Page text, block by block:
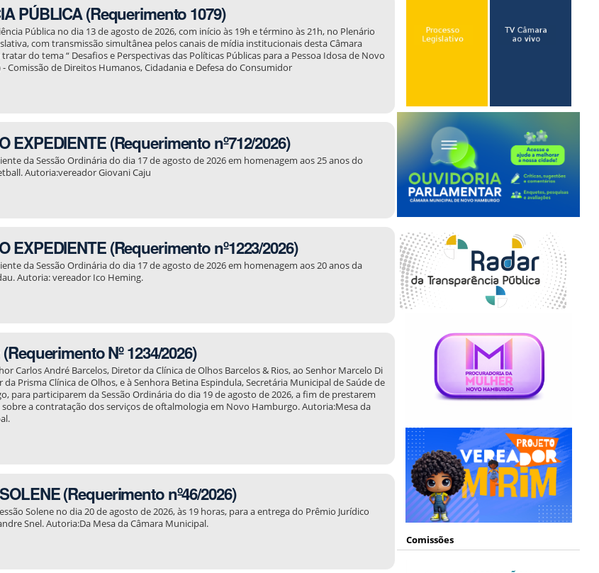
PÚBLICA (Requerimento 1079)
Pública no dia 13 de agosto de 2026, com início às 19h e término às 21h, no Plenário
com transmissão simultânea pelos canais de mídia institucionais desta Câmara
do tema “ Desafios e Perspectivas das Políticas Públicas para a Pessoa Idosa de Novo
Comissão de Direitos Humanos, Cidadania e Defesa do Consumidor
EXPEDIENTE (Requerimento nº712/2026)
da Sessão Ordinária do dia 17 de agosto de 2026 em homenagem aos 25 anos do
Autoria:vereador Giovani Caju
EXPEDIENTE (Requerimento nº1223/2026)
da Sessão Ordinária do dia 17 de agosto de 2026 em homenagem aos 20 anos da
Autoria: vereador Ico Heming.
Nº 1234/2026)
Carlos André Barcelos, Diretor da Clínica de Olhos Barcelos & Rios, ao Senhor Marcelo Di
da Prisma Clínica de Olhos, e à Senhora Betina Espindula, Secretária Municipal de Saúde de
para participarem da Sessão Ordinária do dia 19 de agosto de 2026, a fim de prestarem
a contratação dos serviços de oftalmologia em Novo Hamburgo. Autoria:Mesa da
(Requerimento nº46/2026)
Solene no dia 20 de agosto de 2026, às 19 horas, para a entrega do Prêmio Jurídico
Snel. Autoria:Da Mesa da Câmara Municipal.
Comissões